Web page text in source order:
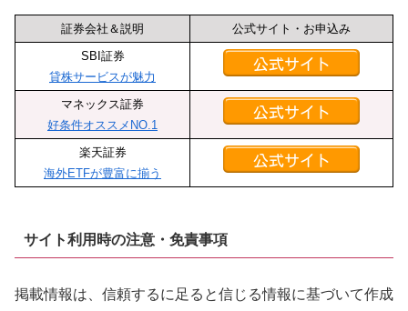
証券会社＆説明
公式サイト・お申込み
SBI証券
貸株サービスが魅力
マネックス証券
好条件オススメNO.1
楽天証券
海外ETFが豊富に揃う
サイト利用時の注意・免責事項
掲載情報は、信頼するに足ると信じる情報に基づいて作成